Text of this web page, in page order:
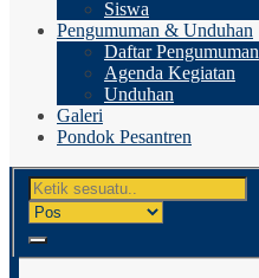
Siswa
Pengumuman & Unduhan
Daftar Pengumuman
Agenda Kegiatan
Unduhan
Galeri
Pondok Pesantren